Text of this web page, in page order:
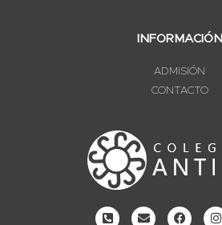
INFORMACIÓN
ADMISIÓN
CONTACTO